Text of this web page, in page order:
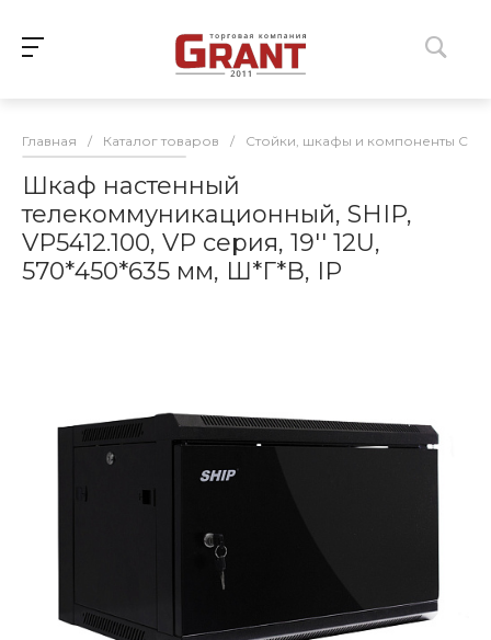
Главная / Каталог товаров / Стойки, шкафы и компоненты СКС
Шкаф настенный
телекоммуникационный, SHIP,
VP5412.100, VP серия, 19'' 12U,
570*450*635 мм, Ш*Г*В, IP